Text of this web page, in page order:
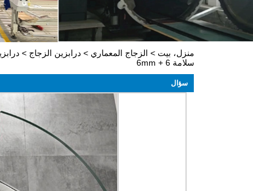
منزل، بيت > الزجاج المعماري > درابزين الزجاج >
سلامة 6 + 6mm
سؤال